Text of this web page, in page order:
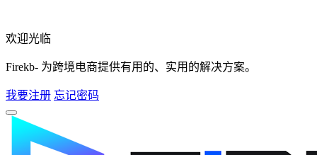
欢迎光临
Firekb- 为跨境电商提供有用的、实用的解决方案。
我要注册 忘记密码